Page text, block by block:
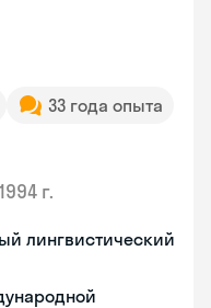
33 года опыта
1994 г.
лингвистический